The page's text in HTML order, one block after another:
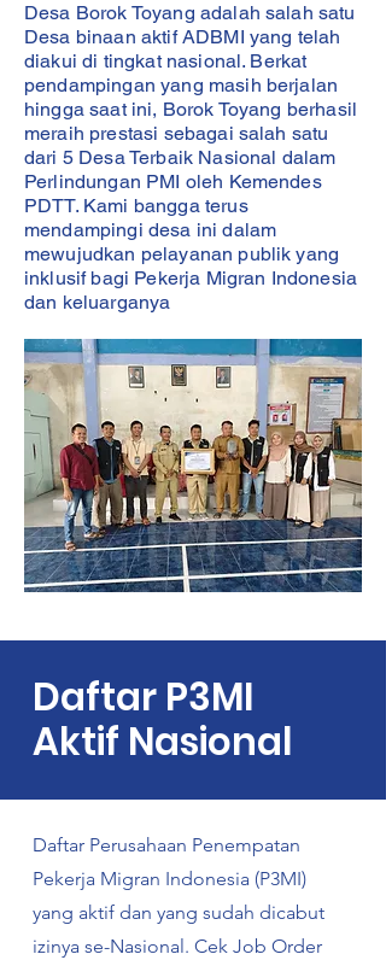
Desa Borok Toyang adalah salah satu
Desa binaan aktif ADBMI yang telah
diakui di tingkat nasional. Berkat
pendampingan yang masih berjalan
hingga saat ini, Borok Toyang berhasil
meraih prestasi sebagai salah satu
dari 5 Desa Terbaik Nasional dalam
Perlindungan PMI oleh Kemendes
PDTT. Kami bangga terus
mendampingi desa ini dalam
mewujudkan pelayanan publik yang
inklusif bagi Pekerja Migran Indonesia
dan keluarganya
Daftar P3MI
Aktif Nasional
Daftar Perusahaan Penempatan
Pekerja Migran Indonesia (P3MI)
yang aktif dan yang sudah dicabut
izinya se-Nasional. Cek Job Order